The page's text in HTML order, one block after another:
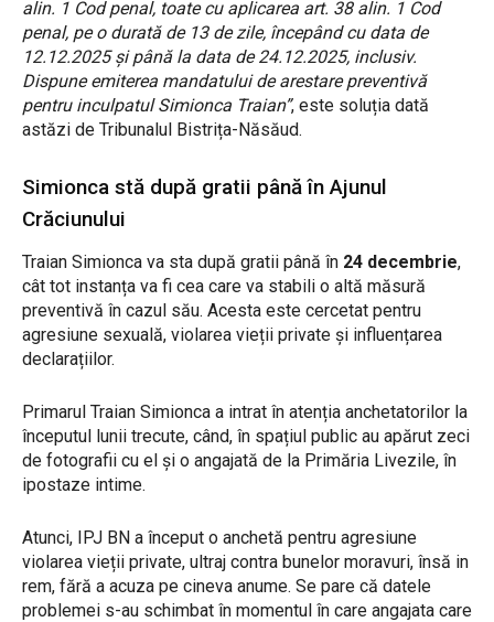
alin. 1 Cod penal, toate cu aplicarea art. 38 alin. 1 Cod
penal, pe o durată de 13 de zile, începând cu data de
12.12.2025 și până la data de 24.12.2025, inclusiv.
Dispune emiterea mandatului de arestare preventivă
pentru inculpatul Simionca Traian”, este soluția dată
astăzi de Tribunalul Bistrița-Năsăud.
Simionca stă după gratii până în Ajunul
Crăciunului
Traian Simionca va sta după gratii până în 24 decembrie,
cât tot instanța va fi cea care va stabili o altă măsură
preventivă în cazul său. Acesta este cercetat pentru
agresiune sexuală, violarea vieții private și influențarea
declarațiilor.
Primarul Traian Simionca a intrat în atenția anchetatorilor la
începutul lunii trecute, când, în spațiul public au apărut zeci
de fotografii cu el și o angajată de la Primăria Livezile, în
ipostaze intime.
Atunci, IPJ BN a început o anchetă pentru agresiune
violarea vieții private, ultraj contra bunelor moravuri, însă in
rem, fără a acuza pe cineva anume. Se pare că datele
problemei s-au schimbat în momentul în care angajata care